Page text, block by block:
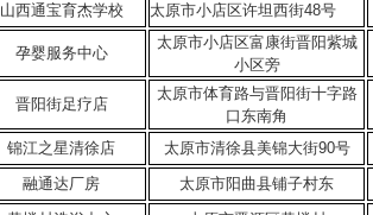
山西通宝育杰学校 太原市小店区许坦西街48号
孕婴服务中心
太原市小店区富康街晋阳紫城
小区旁
晋阳街足疗店
太原市体育路与晋阳街十字路
口东南角
锦江之星清徐店
太原市清徐县美锦大街90号
融通达厂房
太原市阳曲县铺子村东